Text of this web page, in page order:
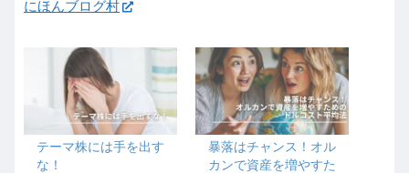
にほんブログ村
テーマ株には手を出す
な！
暴落はチャンス！オル
カンで資産を増やすた